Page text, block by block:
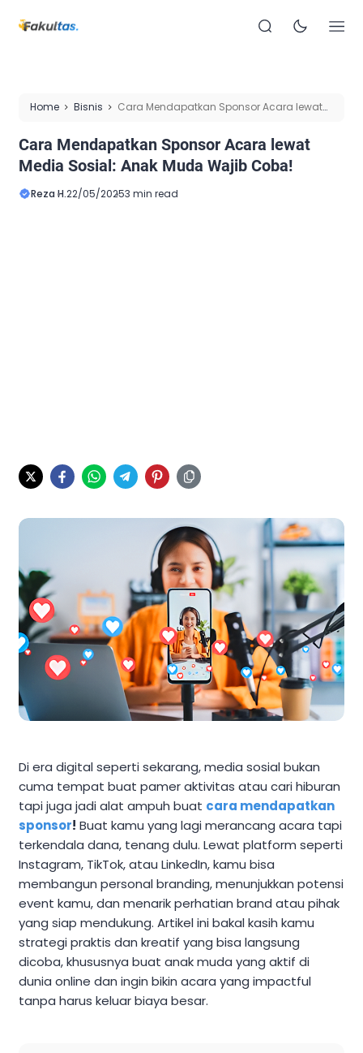
Home Bisnis
Cara Mendapatkan Sponsor Acara lewat
Cara Mendapatkan Sponsor Acara lewat
Media Sosial: Anak Muda Wajib Coba!
Reza H.22/05/20253 min read
Di era digital seperti sekarang, media sosial bukan
cuma tempat buat pamer aktivitas atau cari hiburan
tapi juga jadi alat ampuh buat cara mendapatkan
sponsor! Buat kamu yang lagi merancang acara tapi
terkendala dana, tenang dulu. Lewat platform seperti
Instagram, TikTok, atau LinkedIn, kamu bisa
membangun personal branding, menunjukkan potensi
event kamu, dan menarik perhatian brand atau pihak
yang siap mendukung. Artikel ini bakal kasih kamu
strategi praktis dan kreatif yang bisa langsung
dicoba, khususnya buat anak muda yang aktif di
dunia online dan ingin bikin acara yang impactful
tanpa harus keluar biaya besar.